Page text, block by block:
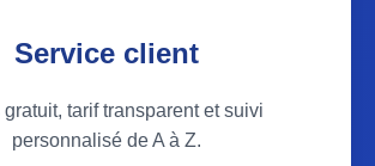
Service client
gratuit, tarif transparent et suivi
personnalisé de A à Z.